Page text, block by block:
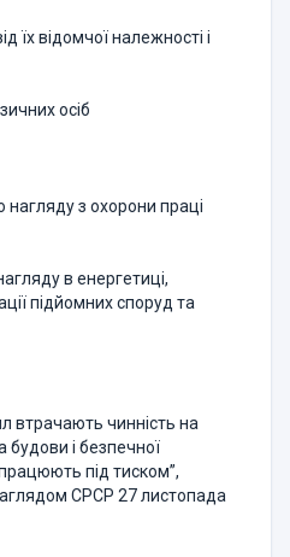
їх відомчої належності і
осіб
нагляду з охорони праці
в енергетиці,
підйомних споруд та
втрачають чинність на
будови і безпечної
під тиском”,
СРСР 27 листопада